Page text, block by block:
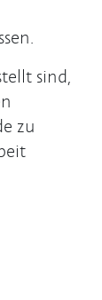
sind,
zu